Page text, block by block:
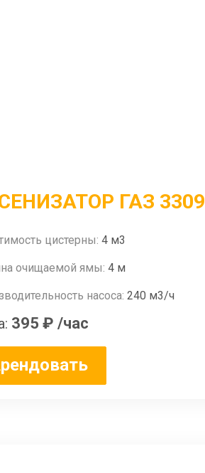
ГАЗ 3309
цистерны: 4 м3
очищаемой ямы: 4 м
насоса: 240 м3/ч
395 ₽ /час